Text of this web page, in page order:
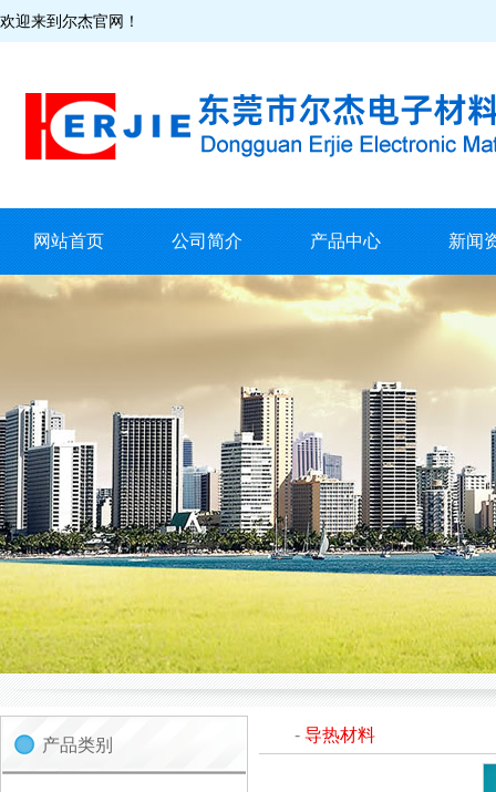
欢迎来到尔杰官网！
网站首页 公司简介 产品中心 新闻
产品类别
- 导热材料